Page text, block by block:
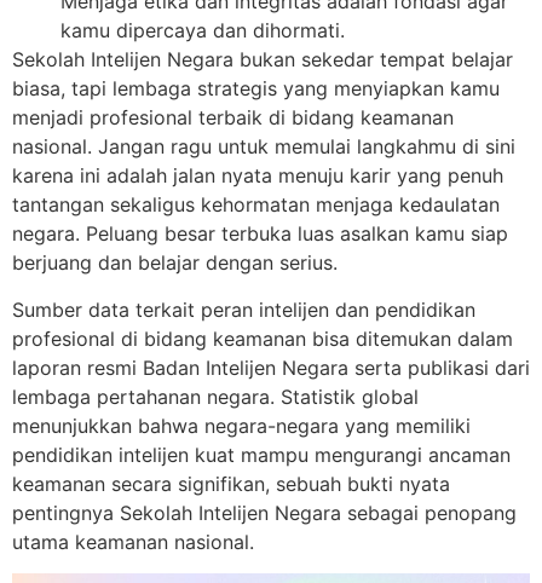
kamu dipercaya dan dihormati.
Sekolah Intelijen Negara bukan sekedar tempat belajar
biasa, tapi lembaga strategis yang menyiapkan kamu
menjadi profesional terbaik di bidang keamanan
nasional. Jangan ragu untuk memulai langkahmu di sini
karena ini adalah jalan nyata menuju karir yang penuh
tantangan sekaligus kehormatan menjaga kedaulatan
negara. Peluang besar terbuka luas asalkan kamu siap
berjuang dan belajar dengan serius.
Sumber data terkait peran intelijen dan pendidikan
profesional di bidang keamanan bisa ditemukan dalam
laporan resmi Badan Intelijen Negara serta publikasi dari
lembaga pertahanan negara. Statistik global
menunjukkan bahwa negara-negara yang memiliki
pendidikan intelijen kuat mampu mengurangi ancaman
keamanan secara signifikan, sebuah bukti nyata
pentingnya Sekolah Intelijen Negara sebagai penopang
utama keamanan nasional.